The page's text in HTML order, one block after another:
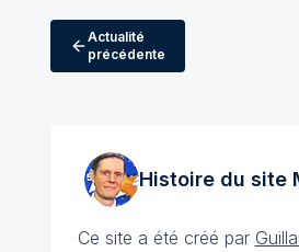
Actualité
précédente
Histoire du site
Ce site a été créé par